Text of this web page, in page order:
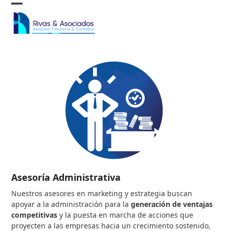
Skip
content
Open
mobile
Close
mobile
Asesoría Administrativa
Nuestros asesores en marketing y estrategia buscan
apoyar a la administración para lageneración de ventajas
competitivas y la puesta en marcha de acciones que
proyecten a las empresas hacia un crecimiento sostenido,